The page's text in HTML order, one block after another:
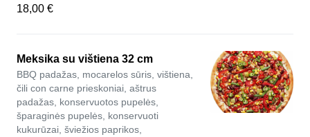
18,00 €
Meksika su vištiena 32 cm
BBQ padažas, mocarelos sūris, vištiena,
čili con carne prieskoniai, aštrus
padažas, konservuotos pupelės,
šparaginės pupelės, konservuoti
kukurūzai, šviežios paprikos,